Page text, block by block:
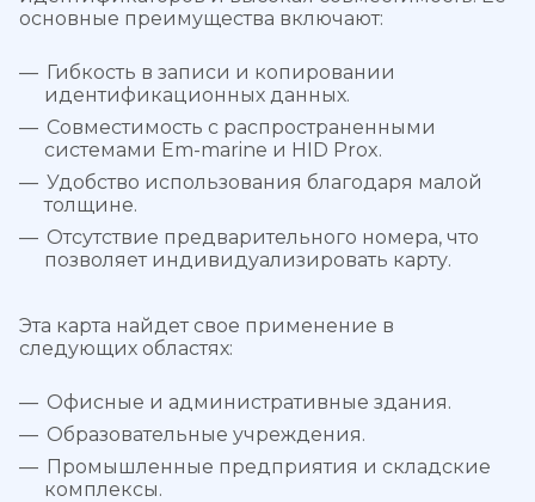
основные преимущества включают:
Гибкость в записи и копировании
идентификационных данных.
Совместимость с распространенными
системами Em-marine и HID Prox.
Удобство использования благодаря малой
толщине.
Отсутствие предварительного номера, что
позволяет индивидуализировать карту.
Эта карта найдет свое применение в
следующих областях:
Офисные и административные здания.
Образовательные учреждения.
Промышленные предприятия и складские
комплексы.